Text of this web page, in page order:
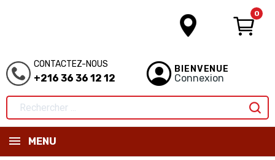
0
CONTACTEZ-NOUS
+216 36 36 12 12
BIENVENUE
Connexion
MENU